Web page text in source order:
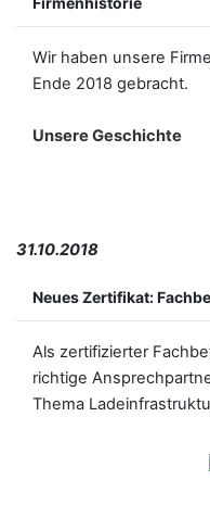
Wir haben unsere
Ende 2018 gebracht.
Unsere Geschichte
31.10.2018
Neues Zertifikat:
Als zertifizierter
richtige
Thema